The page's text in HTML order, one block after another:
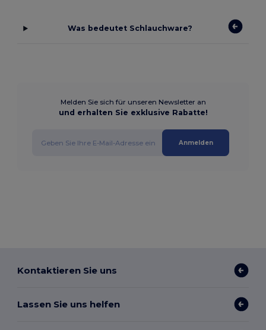
Was bedeutet Schlauchware?
Melden Sie sich für unseren Newsletter an
und erhalten Sie exklusive Rabatte!
Anmelden
Kontaktieren Sie uns
Lassen Sie uns helfen